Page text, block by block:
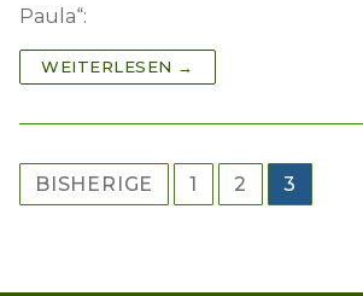
Paula“:
WEITERLESEN →
Seitennummerierung
BISHERIGE 1 2 3